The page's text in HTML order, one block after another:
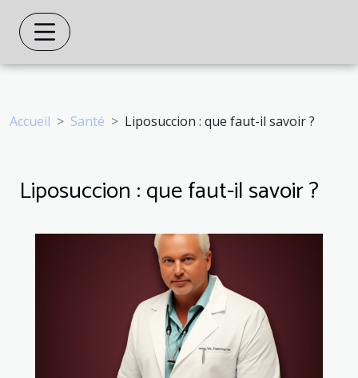
Accueil Santé Liposuccion : que faut-il savoir ?
Liposuccion : que faut-il savoir ?